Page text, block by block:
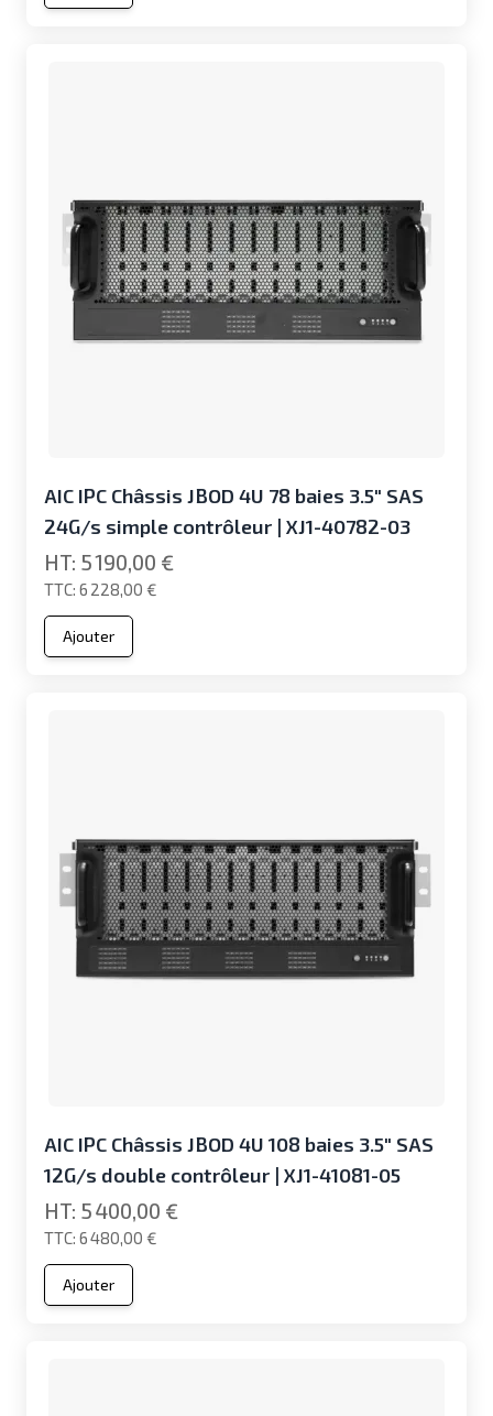
AIC IPC Châssis JBOD 4U 78 baies 3.5" SAS
24G/s simple contrôleur | XJ1-40782-03
6 228,00 €
5 190,00 €
Ajouter
AIC IPC Châssis JBOD 4U 108 baies 3.5" SAS
12G/s double contrôleur | XJ1-41081-05
6 480,00 €
5 400,00 €
Ajouter